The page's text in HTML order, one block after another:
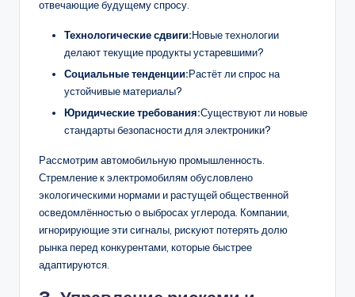
отвечающие будущему спросу.
Технологические сдвиги:Новые технологии
делают текущие продукты устаревшими?
Социальные тенденции:Растёт ли спрос на
устойчивые материалы?
Юридические требования:Существуют ли новые
стандарты безопасности для электроники?
Рассмотрим автомобильную промышленность.
Стремление к электромобилям обусловлено
экологическими нормами и растущей общественной
осведомлённостью о выбросах углерода. Компании,
игнорирующие эти сигналы, рискуют потерять долю
рынка перед конкурентами, которые быстрее
адаптируются.